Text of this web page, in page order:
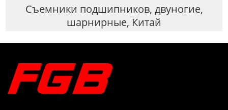
Съемники подшипников, двуногие,
шарнирные, Китай